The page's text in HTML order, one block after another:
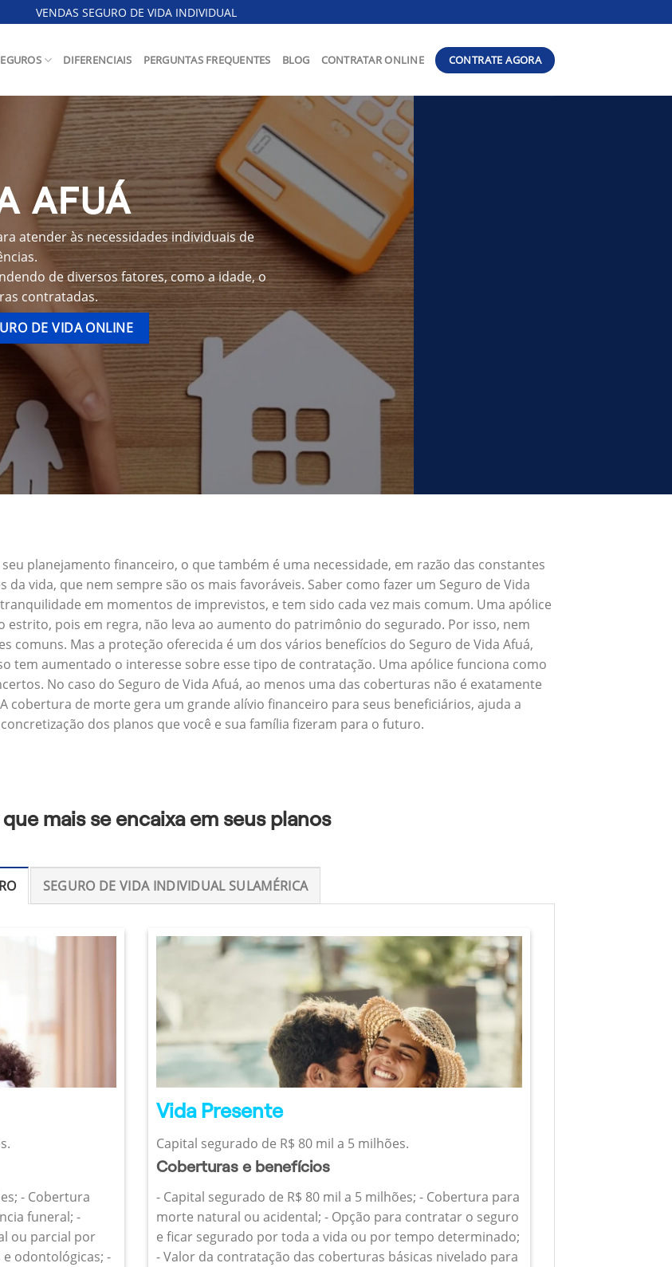
VENDAS SEGURO DE VIDA INDIVIDUAL
DIFERENCIAIS PERGUNTAS FREQUENTES BLOG CONTRATAR ONLINE CONTRATE AGORA
AFUÁ
atender às necessidades individuais de
de diversos fatores, como a idade, o
contratadas.
DE VIDA ONLINE
planejamento financeiro, o que também é uma necessidade, em razão das constantes
vida, que nem sempre são os mais favoráveis. Saber como fazer um Seguro de Vida
em momentos de imprevistos, e tem sido cada vez mais comum. Uma apólice
pois em regra, não leva ao aumento do patrimônio do segurado. Por isso, nem
comuns. Mas a proteção oferecida é um dos vários benefícios do Seguro de Vida Afuá,
tem aumentado o interesse sobre esse tipo de contratação. Uma apólice funciona como
No caso do Seguro de Vida Afuá, ao menos uma das coberturas não é exatamente
cobertura de morte gera um grande alívio financeiro para seus beneficiários, ajuda a
dos planos que você e sua família fizeram para o futuro.
mais se encaixa em seus planos
SEGURO DE VIDA INDIVIDUAL SULAMÉRICA
- Cobertura
funeral; -
ou parcial por
odontológicas; -
Vida Presente
Capital segurado de R$ 80 mil a 5 milhões.
Coberturas e benefícios
- Capital segurado de R$ 80 mil a 5 milhões; - Cobertura para
morte natural ou acidental; - Opção para contratar o seguro
e ficar segurado por toda a vida ou por tempo determinado;
- Valor da contratação das coberturas básicas nivelado para